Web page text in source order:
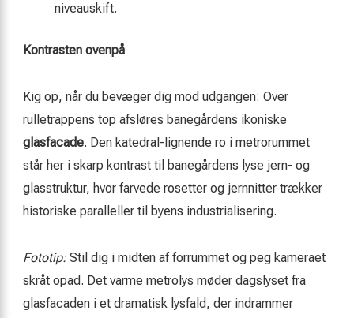
niveau­skift.
Kontrasten ovenpå
Kig op, når du bevæger dig mod udgangen: Over
rulletrappens top afsløres banegårdens ikoniske
glasfacade. Den katedral-lignende ro i metrorummet
står her i skarp kontrast til banegårdens lyse jern- og
glasstruktur, hvor farvede rosetter og jernnitter trækker
historiske paralleller til byens industrialisering.
Fototip: Stil dig i midten af forrummet og peg kameraet
skråt opad. Det varme metrolys møder dagslyset fra
glasfacaden i et dramatisk lysfald, der indrammer